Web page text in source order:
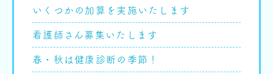
いくつかの加算を実施いたします
看護師さん募集いたします
春・秋は健康診断の季節！